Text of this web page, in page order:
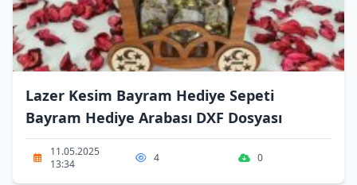
Lazer Kesim Bayram Hediye Sepeti
Bayram Hediye Arabası DXF Dosyası
11.05.2025
13:34
4 0